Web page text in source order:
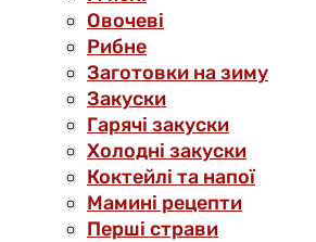
Овочеві
Рибне
Заготовки на зиму
Закуски
Гарячі закуски
Холодні закуски
Коктейлі та напої
Мамині рецепти
Перші страви